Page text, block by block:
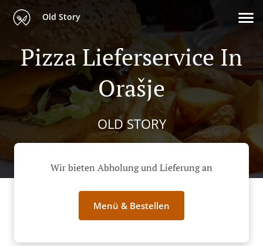
Old Story
Pizza Lieferservice In
Orašje
OLD STORY
Wir bieten Abholung und Lieferung an
Menü & Bestellen